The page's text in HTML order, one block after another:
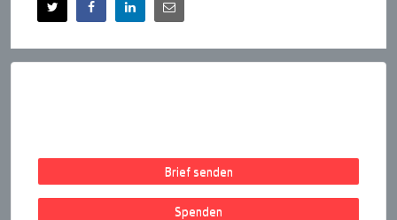
Brief senden
Spenden